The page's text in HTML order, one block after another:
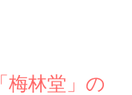
梅林堂」の